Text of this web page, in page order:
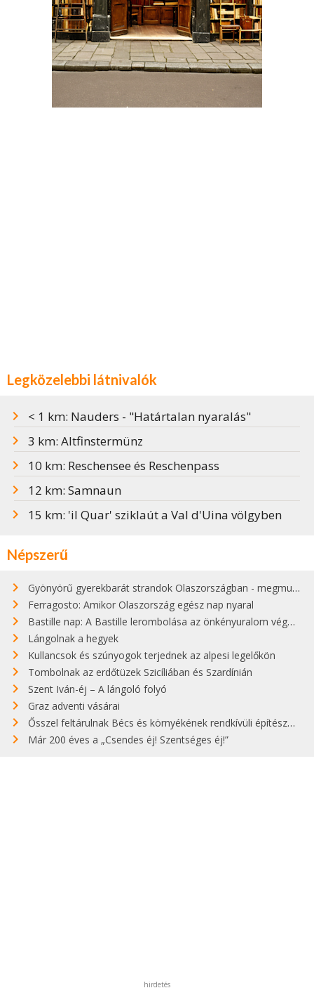
Legközelebbi látnivalók
< 1 km: Nauders - "Határtalan nyaralás"
3 km: Altfinstermünz
10 km: Reschensee és Reschenpass
12 km: Samnaun
15 km: 'il Quar' sziklaút a Val d'Uina völgyben
Népszerű
Gyönyörű gyerekbarát strandok Olaszországban - megmutatjuk a 15 legjobbat
Ferragosto: Amikor Olaszország egész nap nyaral
Bastille nap: A Bastille lerombolása az önkényuralom végét jelentette
Lángolnak a hegyek
Kullancsok és szúnyogok terjednek az alpesi legelőkön
Tombolnak az erdőtüzek Szicíliában és Szardínián
Szent Iván-éj – A lángoló folyó
Graz adventi vásárai
Ősszel feltárulnak Bécs és környékének rendkívüli építészeti kincsei
Már 200 éves a „Csendes éj! Szentséges éj!”
hirdetés